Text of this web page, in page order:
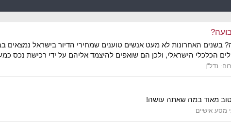
בשנים האחרונות לא מעט אנשים טוענים שמחירי הדיור בישראל נמצאים
הכלכלי הישראלי, ולכן הם שואפים להיצמד אליהם על ידי רכישת נכס
נדל"ן
מאוד במה שאתה עושה!
מסע אישיים